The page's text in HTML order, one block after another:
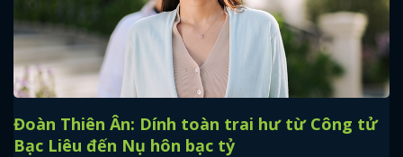
Đoàn Thiên Ân: Dính toàn trai hư từ Công tử
Bạc Liêu đến Nụ hôn bạc tỷ